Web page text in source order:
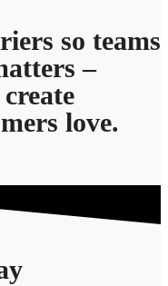
so teams
–
love.